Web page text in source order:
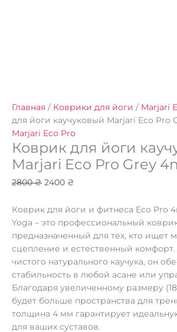
Главная / Коврики для йоги / Marjari
для йоги каучуковый Marjari Eco Pro
Marjari Eco Pro
Коврик для йоги
Marjari Eco Pro Grey
2800₴ 2400 ₴
Коврик для йоги и фитнеса Eco Pro
Yoga – это профессиональный
предназначенный для тех, кто ищет
сцепление и естественный комфорт.
чистого натурального каучука, он
стабильность в любой асане или
Благодаря увеличенному размеру
будет больше пространства для
толщина 4 мм гарантирует
для ваших суставов.